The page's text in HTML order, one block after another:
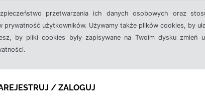
przetwarzania ich danych osobowych oraz
użytkowników. Używamy także plików cookies, by
by pliki cookies były zapisywane na Twoim dysku zmień
/ ZALOGUJ